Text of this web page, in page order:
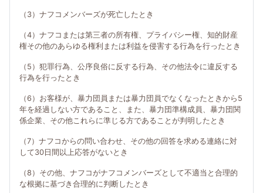
（3）ナフコメンバーズが死亡したとき
（4）ナフコまたは第三者の所有権、プライバシー権、知的財産
権その他のあらゆる権利または利益を侵害する行為を行ったとき
（5）犯罪行為、公序良俗に反する行為、その他法令に違反する
行為を行ったとき
（6）お客様が、暴力団員または暴力団員でなくなったときから5
年を経過しない方であること、また、暴力団準構成員、暴力団関
係企業、その他これらに準じる方であることが判明したとき
（7）ナフコからの問い合わせ、その他の回答を求める連絡に対
して30日間以上応答がないとき
（8）その他、ナフコがナフコメンバーズとして不適当と合理的
な根拠に基づき合理的に判断したとき